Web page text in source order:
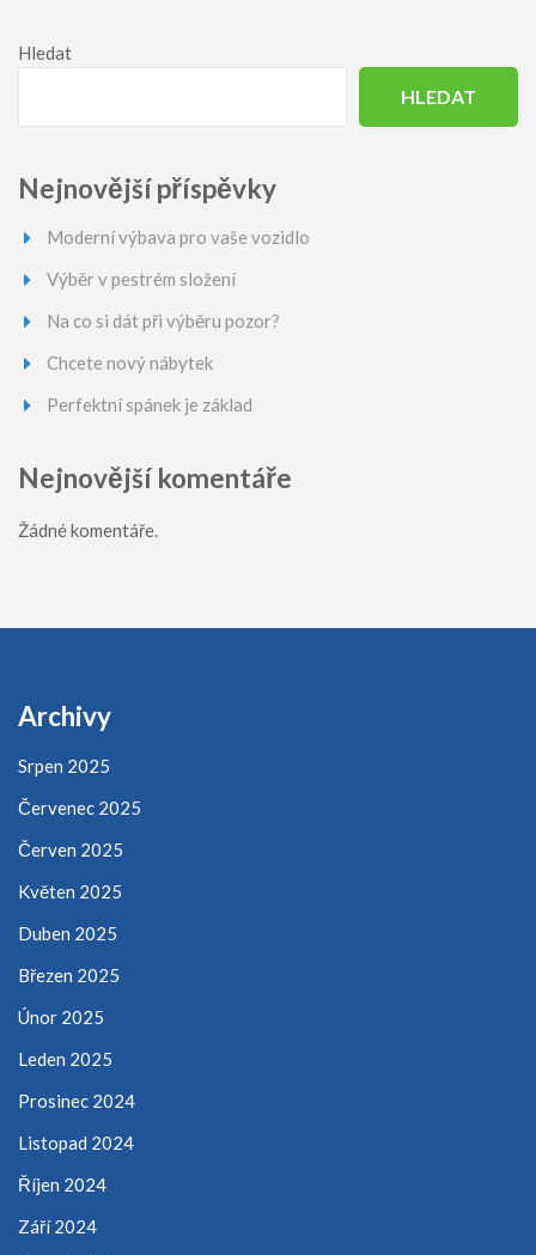
Hledat
HLEDAT
Nejnovější příspěvky
Moderní výbava pro vaše vozidlo
Výběr v pestrém složení
Na co si dát při výběru pozor?
Chcete nový nábytek
Perfektní spánek je základ
Nejnovější komentáře
Žádné komentáře.
Archivy
Srpen 2025
Červenec 2025
Červen 2025
Květen 2025
Duben 2025
Březen 2025
Únor 2025
Leden 2025
Prosinec 2024
Listopad 2024
Říjen 2024
Září 2024